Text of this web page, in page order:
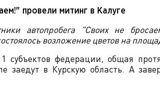
провели митинг в Калуге
автопробега "Своих не
возложение цветов на
субъектов федерации, общая
заедут в Курскую область. А